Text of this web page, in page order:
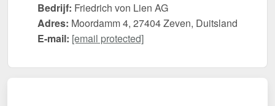
Bedrijf: Friedrich von Lien AG
Adres: Moordamm 4, 27404 Zeven, Duitsland
E-mail: [email protected]